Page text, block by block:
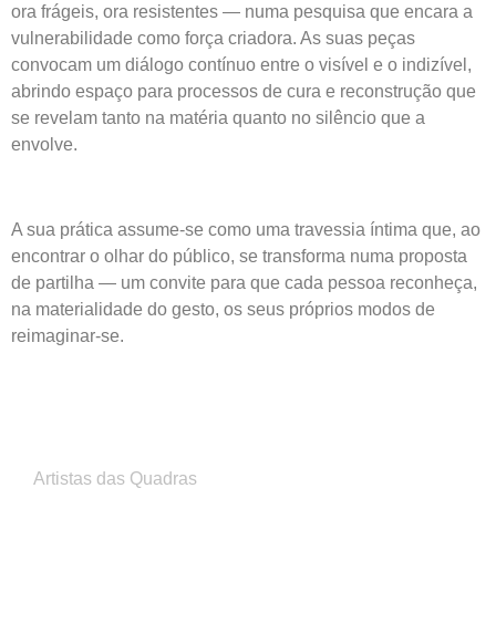
ora frágeis, ora resistentes — numa pesquisa que encara a
vulnerabilidade como força criadora. As suas peças
convocam um diálogo contínuo entre o visível e o indizível,
abrindo espaço para processos de cura e reconstrução que
se revelam tanto na matéria quanto no silêncio que a
envolve.
A sua prática assume-se como uma travessia íntima que, ao
encontrar o olhar do público, se transforma numa proposta
de partilha — um convite para que cada pessoa reconheça,
na materialidade do gesto, os seus próprios modos de
reimaginar-se.
Artistas das Quadras